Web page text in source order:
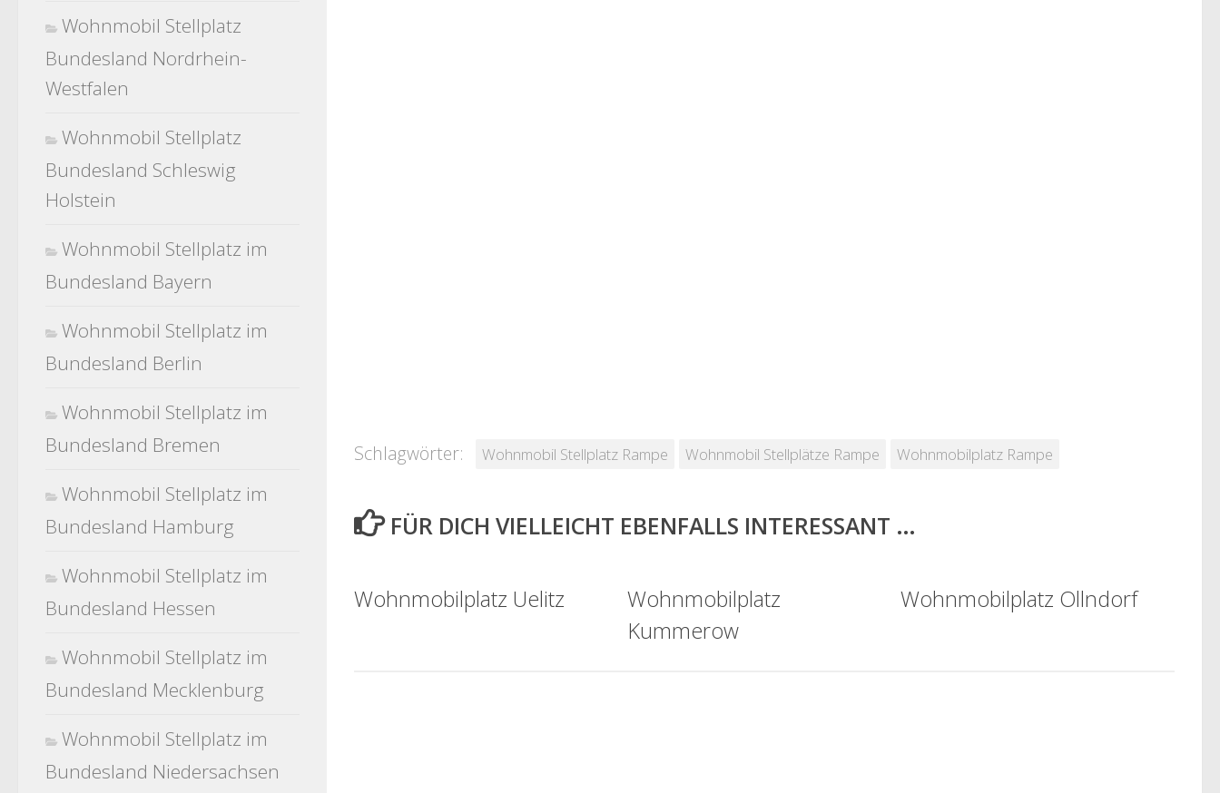
Schlagwörter: Wohnmobil Stellplatz Rampe Wohnmobil Stellplätze Rampe Wohnmobilplatz Rampe
FÜR DICH VIELLEICHT EBENFALLS INTERESSANT …
Wohnmobilplatz Uelitz
Wohnmobilplatz
Kummerow
Wohnmobilplatz Ollndorf
Wohnmobil Stellplatz
Bundesland Nordrhein-
Westfalen
Wohnmobil Stellplatz
Bundesland Schleswig
Holstein
Wohnmobil Stellplatz im
Bundesland Bayern
Wohnmobil Stellplatz im
Bundesland Berlin
Wohnmobil Stellplatz im
Bundesland Bremen
Wohnmobil Stellplatz im
Bundesland Hamburg
Wohnmobil Stellplatz im
Bundesland Hessen
Wohnmobil Stellplatz im
Bundesland Mecklenburg
Wohnmobil Stellplatz im
Bundesland Niedersachsen